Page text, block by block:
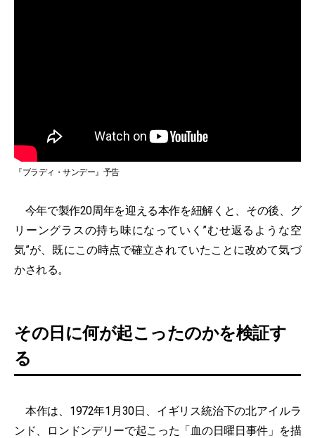
『ブラディ・サンデー』予告
今年で製作20周年を迎える本作を紐解くと、その後、グ
リーングラスの持ち味になっていく”むせ返るような空
気”が、既にこの時点で確立されていたことに改めて気づ
かされる。
その日に何が起こったのかを検証す
る
本作は、1972年1月30日、イギリス統治下の北アイルラ
ンド、ロンドンデリーで起こった「血の日曜日事件」を描